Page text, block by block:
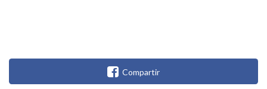
Compartir